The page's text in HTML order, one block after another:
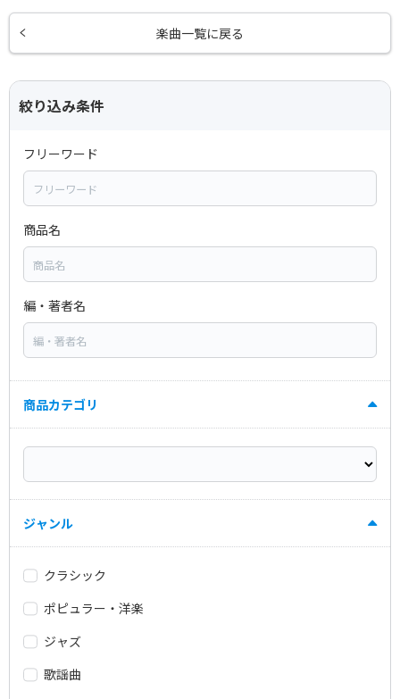
楽曲一覧に戻る
絞り込み条件
フリーワード
商品名
編・著者名
商品カテゴリ
ジャンル
クラシック
ポピュラー・洋楽
ジャズ
歌謡曲